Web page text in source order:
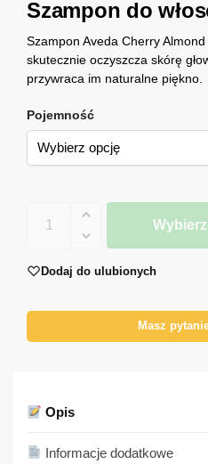
Szampon do
Szampon Aveda Cherry
skutecznie oczyszcza skórę
przywraca im naturalne piękno.
Pojemność
Dodaj do ulubionych
Masz
Opis
Informacje dodatkowe